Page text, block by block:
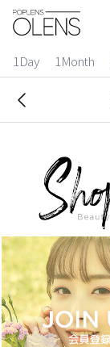
1Day 1Month
ログイン
カラコン比較
今月限定特典
カラコン
1 Day
1 Month
よりどりキット